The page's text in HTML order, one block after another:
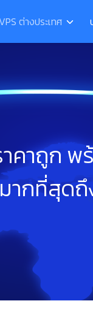
ต่างประเทศ
คาถูก
กที่สุดถึ